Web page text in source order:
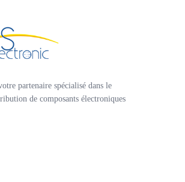
partenaire spécialisé dans le
de composants électroniques